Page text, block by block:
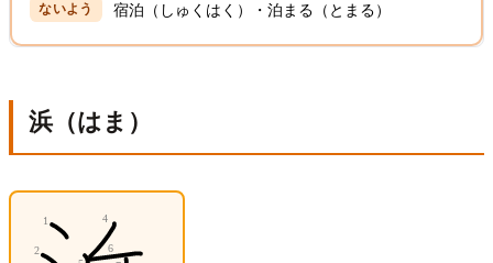
宿泊（しゅくはく）・泊まる（とまる）
浜（はま）